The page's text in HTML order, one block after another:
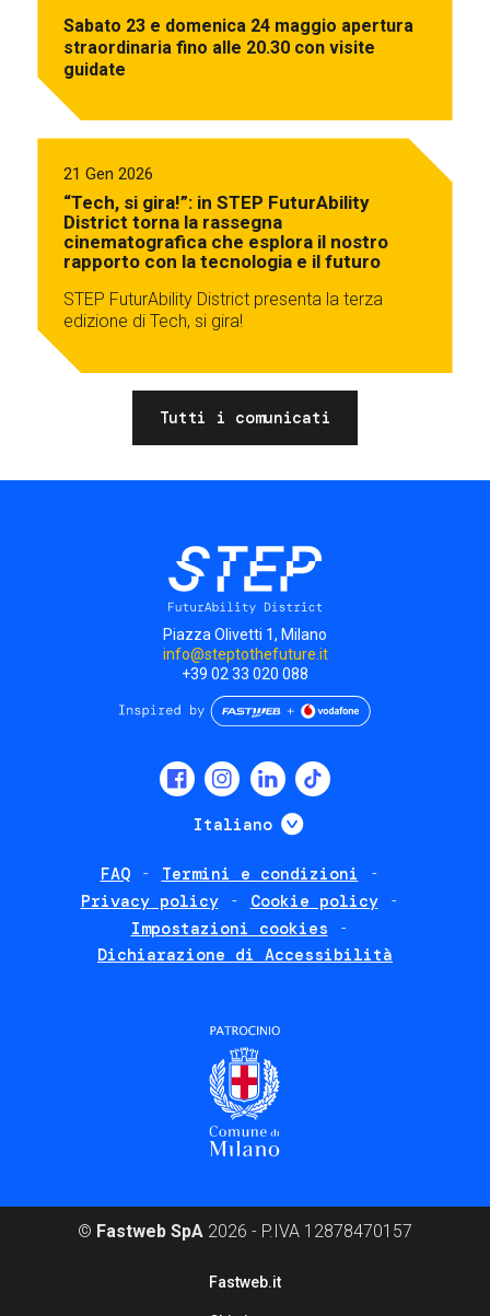
Sabato 23 e domenica 24 maggio apertura
straordinaria fino alle 20.30 con visite
guidate
21 Gen 2026
“Tech, si gira!”: in STEP FuturAbility
District torna la rassegna
cinematografica che esplora il nostro
rapporto con la tecnologia e il futuro
STEP FuturAbility District presenta la terza
edizione di Tech, si gira!
Tutti i comunicati
Piazza Olivetti 1, Milano
info@steptothefuture.it
+39 02 33 020 088
Italiano Mostra ulteriori
FAQ
Termini e condizioni
Privacy policy
Cookie policy
Impostazioni cookies
Dichiarazione di Accessibilità
© Fastweb SpA 2026 - P.IVA 12878470157
Fastweb.it